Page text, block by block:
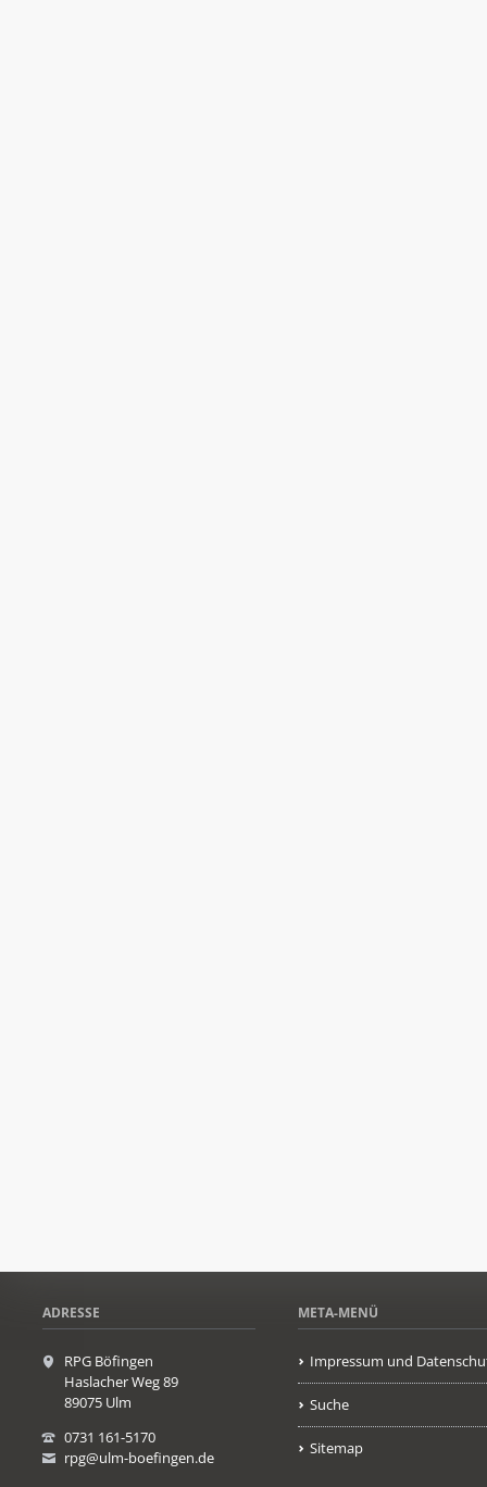
ADRESSE
RPG Böfingen
Haslacher Weg 89
89075 Ulm
0731 161-5170
rpg@ulm-boefingen.de
META-MENÜ
Impressum und
Suche
Sitemap